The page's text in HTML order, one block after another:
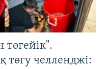
төгейік".
төгу челленджі: